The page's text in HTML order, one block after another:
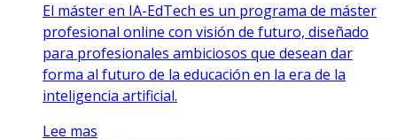
El máster en IA-EdTech es un programa de máster
profesional online con visión de futuro, diseñado
para profesionales ambiciosos que desean dar
forma al futuro de la educación en la era de la
inteligencia artificial.
Lee mas